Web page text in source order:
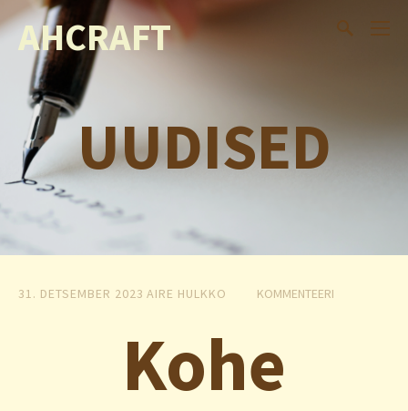
AHCRAFT
UUDISED
31. DETSEMBER 2023 AIRE HULKKO KOMMENTEERI
Kohe